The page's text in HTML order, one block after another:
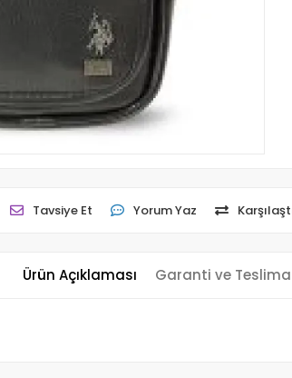
Tavsiye Et Yorum Yaz
Ürün Açıklaması Garanti ve